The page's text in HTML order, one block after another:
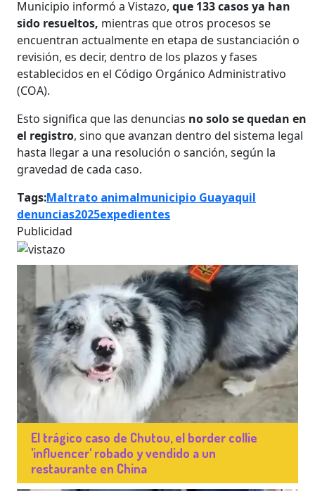
Municipio informó a Vistazo, que 133 casos ya han
sido resueltos, mientras que otros procesos se
encuentran actualmente en etapa de sustanciación o
revisión, es decir, dentro de los plazos y fases
establecidos en el Código Orgánico Administrativo
(COA).
Esto significa que las denuncias no solo se quedan en
el registro, sino que avanzan dentro del sistema legal
hasta llegar a una resolución o sanción, según la
gravedad de cada caso.
Tags:Maltrato animalmunicipio Guayaquil
denuncias2025expedientes
Publicidad
El trágico caso de Chutou, el border collie
'influencer' robado y vendido a un
restaurante en China